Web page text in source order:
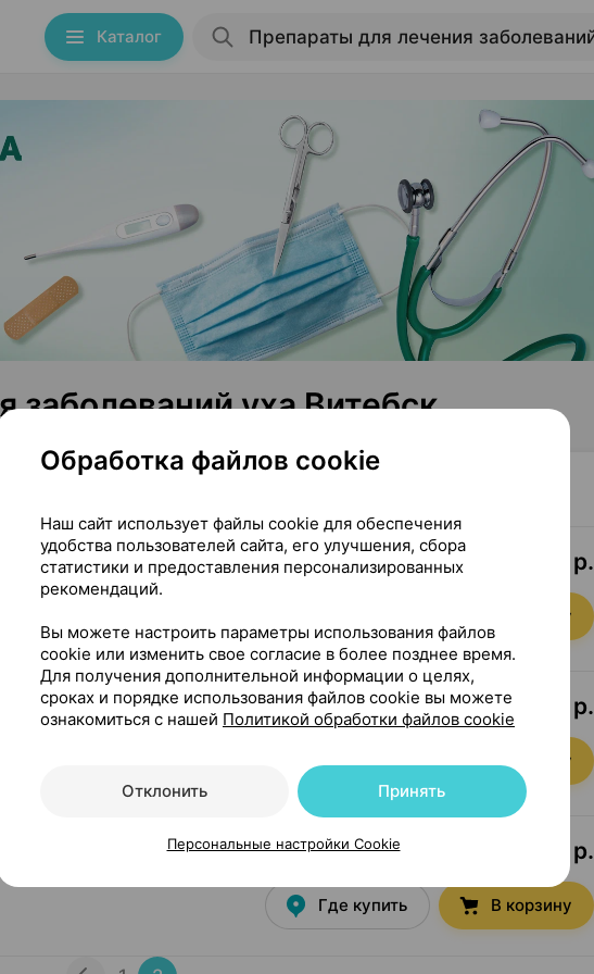
Каталог
уха Витебск
в РБ
мл×1
Рекордати, Франция
18,90 — 28,16 р.
В корзину
мл×1
Рекордати, Франция
15,12 — 21,99 р.
Где купить В корзину
9,10 — 12,35 р.
Где купить В корзину
Обработка файлов cookie
Наш сайт использует файлы cookie для обеспечения
удобства пользователей сайта, его улучшения, сбора
статистики и предоставления персонализированных
рекомендаций.
Вы можете настроить параметры использования файлов
cookie или изменить свое согласие в более позднее время.
Для получения дополнительной информации о целях,
сроках и порядке использования файлов cookie вы можете
ознакомиться с нашей Политикой обработки файлов cookie
Отклонить Принять
Персональные настройки Cookie